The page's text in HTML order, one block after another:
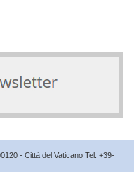
- Città del Vaticano Tel. +39-